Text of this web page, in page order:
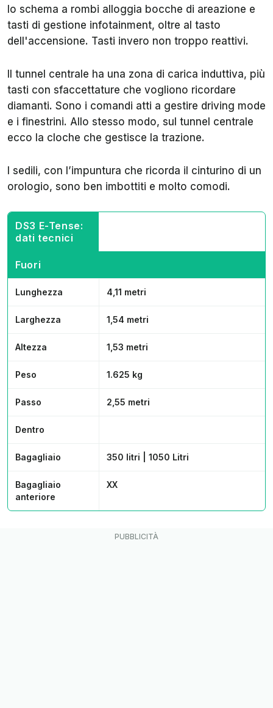
lo schema a rombi alloggia bocche di areazione e
tasti di gestione infotainment, oltre al tasto
dell'accensione. Tasti invero non troppo reattivi.
Il tunnel centrale ha una zona di carica induttiva, più
tasti con sfaccettature che vogliono ricordare
diamanti. Sono i comandi atti a gestire driving mode
e i finestrini. Allo stesso modo, sul tunnel centrale
ecco la cloche che gestisce la trazione.
I sedili, con l’impuntura che ricorda il cinturino di un
orologio, sono ben imbottiti e molto comodi.
DS3 E-Tense:
dati tecnici
Fuori
Lunghezza 4,11 metri
Larghezza 1,54 metri
Altezza 1,53 metri
Peso 1.625 kg
Passo 2,55 metri
Dentro
Bagagliaio 350 litri | 1050 Litri
Bagagliaio
anteriore
XX